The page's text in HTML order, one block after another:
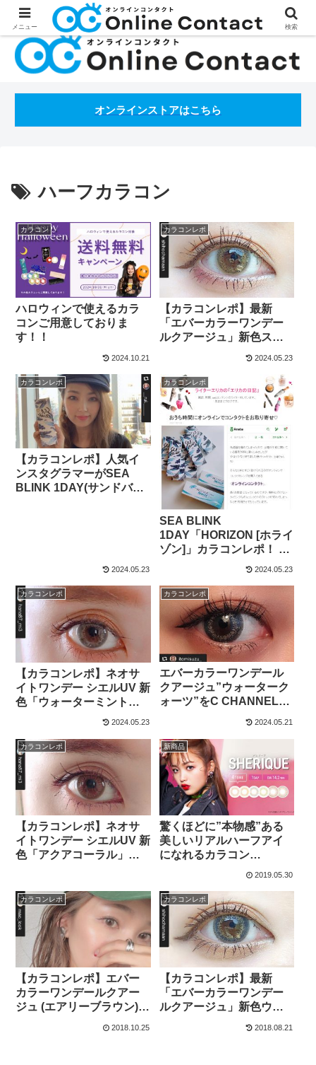
処方箋不要のコンタクトレンズ通販オンラインコンタクトBLOG
オンラインストアはこちら
ハーフカラコン
カラコン
ハロウィンで使えるカラ
コンご用意しておりま
す！！
2024.10.21
カラコンレポ
【カラコンレポ】最新
「エバーカラーワンデー
ルクアージュ」新色スキ
CHANNEL公式クリッパ
ーがカラコン着画レポ！
2024.05.23
カラコンレポ
【カラコンレポ】人気イ
ンスタグラマーがSEA
BLINK 1DAY(サンドバー)
2024.05.23
カラコンレポ
SEA BLINK
1DAY「HORIZON [ホライ
ゾン]」カラコンレポ！ 女
性ファッション誌 classy /
ライター様愛用！
2024.05.23
カラコンレポ
【カラコンレポ】ネオサ
イトワンデー シエルUV 新
色「ウォーターミント」
をインスタ人気美容師が
2024.05.23
カラコンレポ
エバーカラーワンデール
クアージュ”ウォーターク
ォーツ”をC CHANNEL公
カラコン着画レポート！
2024.05.21
カラコンレポ
【カラコンレポ】ネオサ
イトワンデー シエルUV 新
色「アクアコーラル」を
新商品
驚くほどに”本物感”ある
美しいリアルハーフアイ
になれるカラコン
『SHERIQUE(シェリー
2019.05.30
カラコンレポ
【カラコンレポ】エバー
カラーワンデールクアー
ジュ (エアリーブラウン)を
ッショニスタがカラコン
2018.10.25
カラコンレポ
【カラコンレポ】最新
「エバーカラーワンデー
ルクアージュ」新色ウォ
CHANNEL公式クリッパ
2018.08.21
メニュー 検索